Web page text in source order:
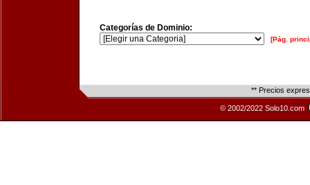
Categorías de Dominio:
[Pág.
** Precios
© 2002/2022 Solo10.com